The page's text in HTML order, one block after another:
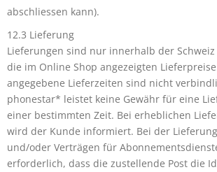
abschliessen kann).
12.3 Lieferung
Lieferungen sind nur innerhalb der Schweiz
die im Online Shop angezeigten
angegebene Lieferzeiten sind nicht
phonestar* leistet keine Gewähr für eine
einer bestimmten Zeit. Bei erheblichen
wird der Kunde informiert. Bei der
und/oder Verträgen für
erforderlich, dass die zustellende Post die